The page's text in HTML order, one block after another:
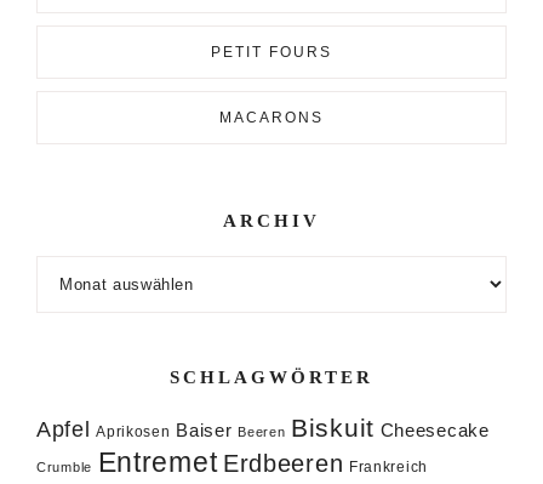
PETIT FOURS
MACARONS
ARCHIV
SCHLAGWÖRTER
Apfel Aprikosen Baiser Beeren Biskuit Cheesecake
Crumble Entremet Erdbeeren Frankreich